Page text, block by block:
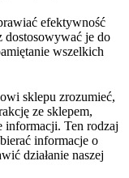
efektywność
dostosowywać je do
wszelkich
sklepu zrozumieć,
ze sklepem,
informacji. Ten rodzaj
informacje o
działanie naszej